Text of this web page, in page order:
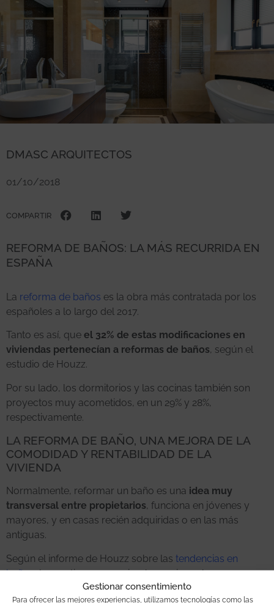
Gestionar consentimiento
Para ofrecer las mejores experiencias, utilizamos tecnologías como las
DMASC ARQUITECTOS
01/10/2018
COMPARTIR
REFORMA DE BAÑOS: LA MÁS RECURRIDA EN
ESPAÑA
La reforma de baños es la obra más contratada por los
españoles a lo largo del 2017.
Tanto es así, que el 32% de estas modificaciones en
viviendas pertenecían a reformas de baños, según el
estudio de Houzz.
Por su lado, los dormitorios y las cocinas también son
proyectos muy acometidos, en un 29% y 28%,
respectivamente.
LA REFORMA DE BAÑO, UNA MEJORA DE LA
COMODIDAD Y RENTABILIDAD DE LA
VIVIENDA
Normalmente, reformar un baño es una idea muy
transversal entre propietarios, funciona en jóvenes y
mayores, y en casas recién adquiridas o en las más
antiguas.
Según el informe de Houzz sobre las tendencias en
baños, los motivos son varios: hay quienes buscan un
baño que se adapte a su estilo, otros (sobre todo los